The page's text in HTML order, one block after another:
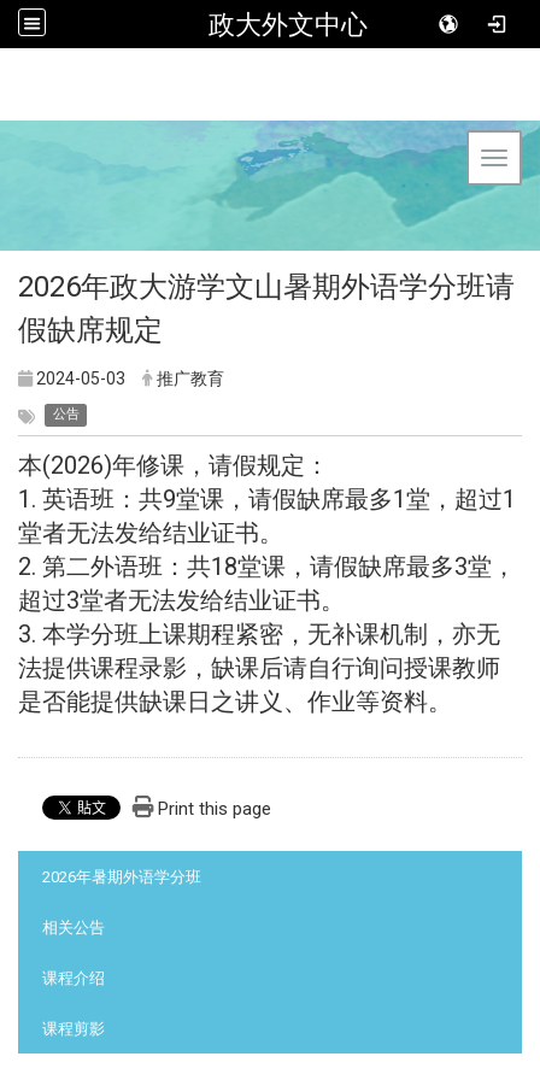
政大外文中心
2026年政大游学文山暑期外语学分班请
假缺席规定
2024-05-03 推广教育
公告
本(2026)年修课，请假规定：
1. 英语班：共9堂课，请假缺席最多1堂，超过1
堂者无法发给结业证书。
2. 第二外语班：共18堂课，请假缺席最多3堂，
超过3堂者无法发给结业证书。
3. 本学分班上课期程紧密，无补课机制，亦无
法提供课程录影，缺课后请自行询问授课教师
是否能提供缺课日之讲义、作业等资料。
Print this page
2026年暑期外语学分班
相关公告
课程介绍
课程剪影